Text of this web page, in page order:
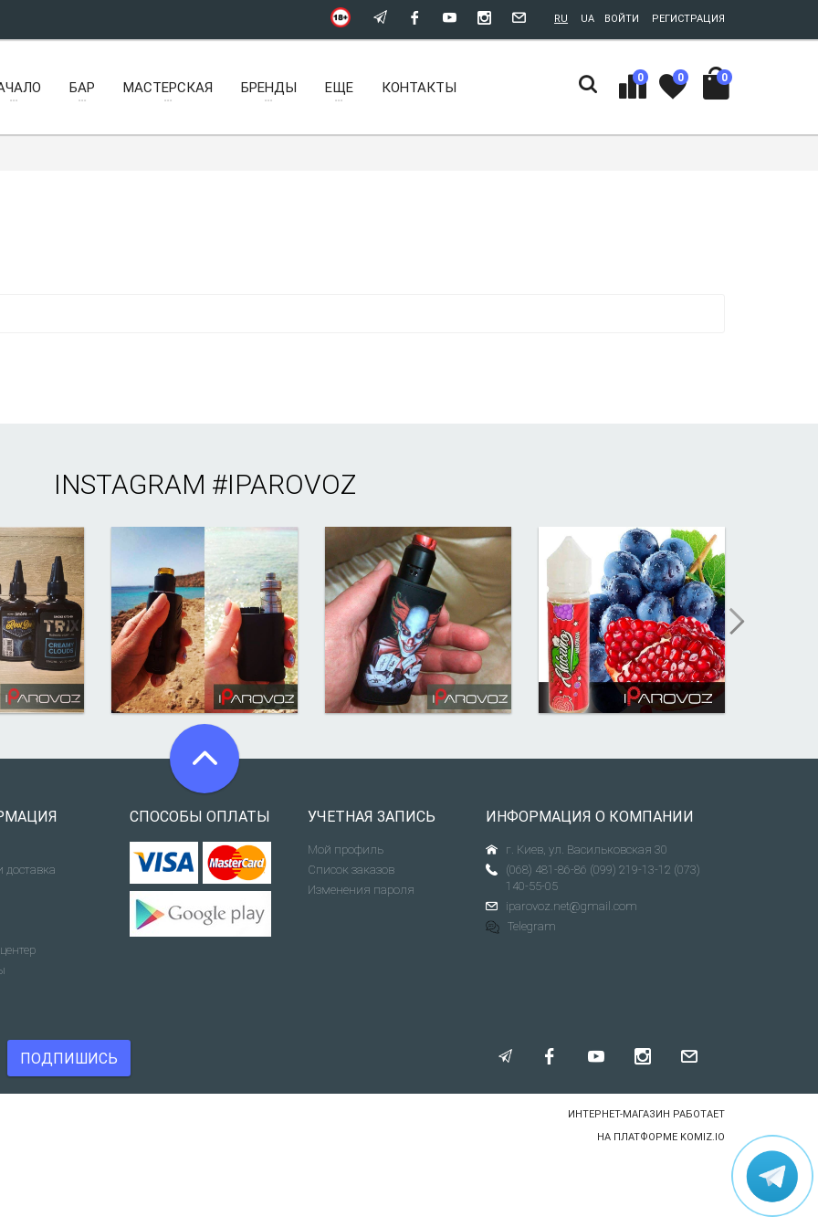
ВОЙТИ РЕГИСТРАЦИЯ
RU UA
0 0 0
БАР МАСТЕРСКАЯ БРЕНДЫ ЕЩЕ КОНТАКТЫ
INSTAGRAM #IPAROVOZ
СПОСОБЫ ОПЛАТЫ УЧЕТНАЯ ЗАПИСЬ
Мой профиль
Список заказов
Изменения пароля
ИНФОРМАЦИЯ О КОМПАНИИ
г. Киев, ул. Васильковская 30
(068) 481-86-86 (099) 219-13-12 (073)
140-55-05
iparovoz.net@gmail.com
Telegram
ПОДПИШИСЬ
ИНТЕРНЕТ-МАГАЗИН РАБОТАЕТ
НА ПЛАТФОРМЕ KOMIZ.IO